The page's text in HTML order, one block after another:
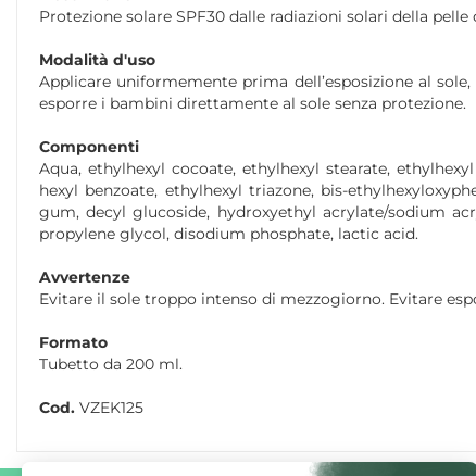
Protezione solare SPF30 dalle radiazioni solari della
Modalità d'uso
Applicare uniformemente prima dell’esposizione al
esporre i bambini direttamente al sole senza protezione.
Componenti
Aqua, ethylhexyl cocoate, ethylhexyl stearate,
hexyl benzoate, ethylhexyl triazone, bis-
gum, decyl glucoside, hydroxyethyl acrylate/sodium
propylene glycol, disodium phosphate, lactic acid.
Avvertenze
Evitare il sole troppo intenso di mezzogiorno. Evitare
Formato
Tubetto da 200 ml.
Cod. VZEK125